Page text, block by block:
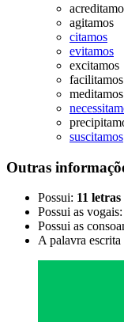
agitamos
citamos
evitamos
excitamos
facilitamos
meditamos
suscitamos
Outras
Possui: 11 letras
Possui as vogais:
Possui as
A palavra